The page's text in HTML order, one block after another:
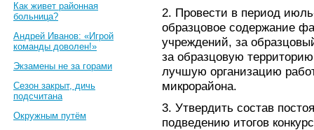
Как живет районная
больница?
Андрей Иванов: «Игрой
команды доволен!»
Экзамены не за горами
Сезон закрыт, дичь
подсчитана
Окружным путём
2. Провести в период
образцовое содержание
учреждений, за
за образцовую
лучшую организацию
микрорайона.
3. Утвердить состав
подведению итогов